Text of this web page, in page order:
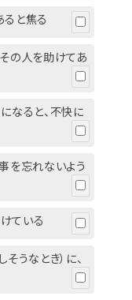
と焦る
の人を助けてあ
なると、不快に
を忘れないよう
ている
うなとき）に、